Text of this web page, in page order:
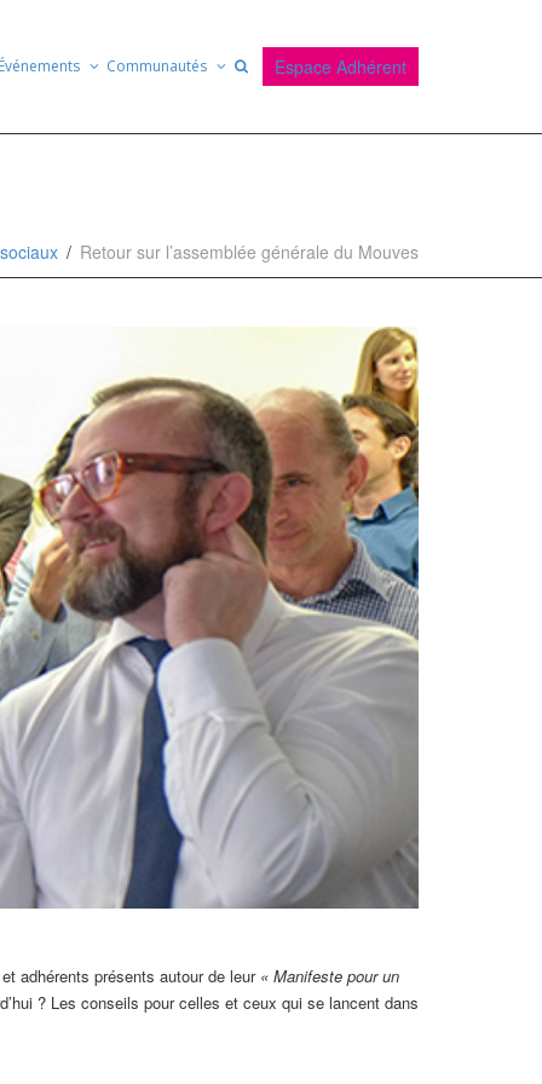
Événements Communautés Espace Adhérent
Retour sur l’assemblée générale du Mouves
adhérents présents autour de leur « Manifeste pour un
? Les conseils pour celles et ceux qui se lancent dans